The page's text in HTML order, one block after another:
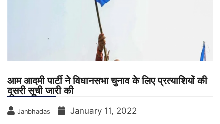
आम आदमी पार्टी ने विधानसभा चुनाव के लिए प्रत्याशियों की
दूसरी सूची जारी की
Janbhadas January 11, 2022